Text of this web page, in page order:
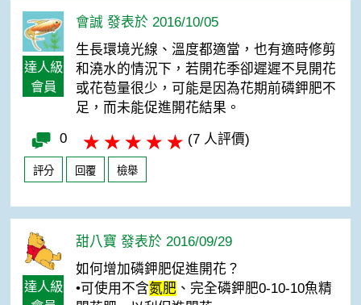
達人級
會員
會誠 發表於 2016/10/05
生長環境光線、溫度都適當，也有適時修剪
和澆水的情況下，若開花季卻遲遲不見開花
或花苞量很少，可能是因為花期前磷鉀肥不
足，而未能促進開花結果。
0 (7 人評價)
評分 回覆 檢舉
達人級
甜八寶 發表於 2016/09/29
如何增加磷鉀肥促進開花？
•可使用不含氮肥 、完全磷鉀肥0-10-10魚精